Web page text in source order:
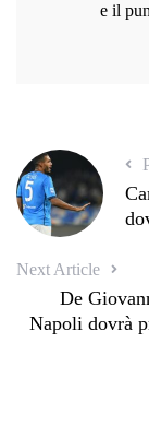
e il
Next Article
De
Napoli dovrà